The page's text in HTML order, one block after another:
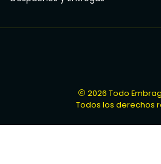
2026 Todo
Todos los derechos